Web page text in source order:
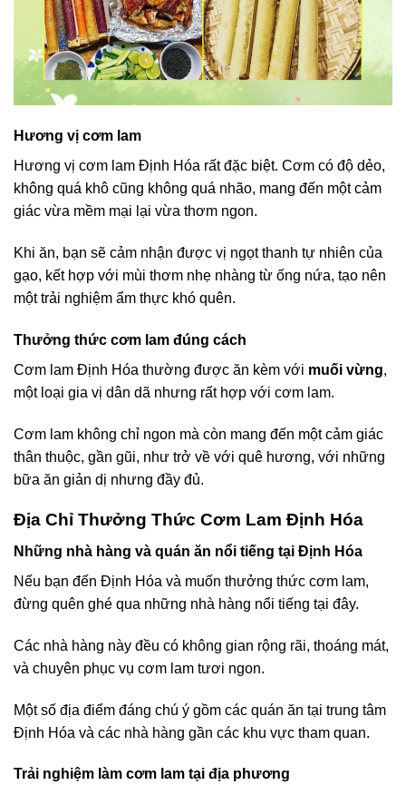
Hương vị cơm lam
Hương vị cơm lam Định Hóa rất đặc biệt. Cơm có độ dẻo,
không quá khô cũng không quá nhão, mang đến một cảm
giác vừa mềm mại lại vừa thơm ngon.
Khi ăn, bạn sẽ cảm nhận được vị ngọt thanh tự nhiên của
gạo, kết hợp với mùi thơm nhẹ nhàng từ ống nứa, tạo nên
một trải nghiệm ẩm thực khó quên.
Thưởng thức cơm lam đúng cách
Cơm lam Định Hóa thường được ăn kèm với muối vừng,
một loại gia vị dân dã nhưng rất hợp với cơm lam.
Cơm lam không chỉ ngon mà còn mang đến một cảm giác
thân thuộc, gần gũi, như trở về với quê hương, với những
bữa ăn giản dị nhưng đầy đủ.
Địa Chỉ Thưởng Thức Cơm Lam Định Hóa
Những nhà hàng và quán ăn nổi tiếng tại Định Hóa
Nếu bạn đến Định Hóa và muốn thưởng thức cơm lam,
đừng quên ghé qua những nhà hàng nổi tiếng tại đây.
Các nhà hàng này đều có không gian rộng rãi, thoáng mát,
và chuyên phục vụ cơm lam tươi ngon.
Một số địa điểm đáng chú ý gồm các quán ăn tại trung tâm
Định Hóa và các nhà hàng gần các khu vực tham quan.
Trải nghiệm làm cơm lam tại địa phương